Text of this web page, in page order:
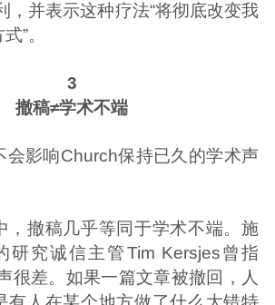
，并表示这种疗法“将彻底改变我
”。
3
撤稿≠学术不端
会影响Church保持已久的学术声
，撤稿几乎等同于学术不端。施
研究诚信主管Tim Kersjes曾指
很差。如果一篇文章被撤回，人